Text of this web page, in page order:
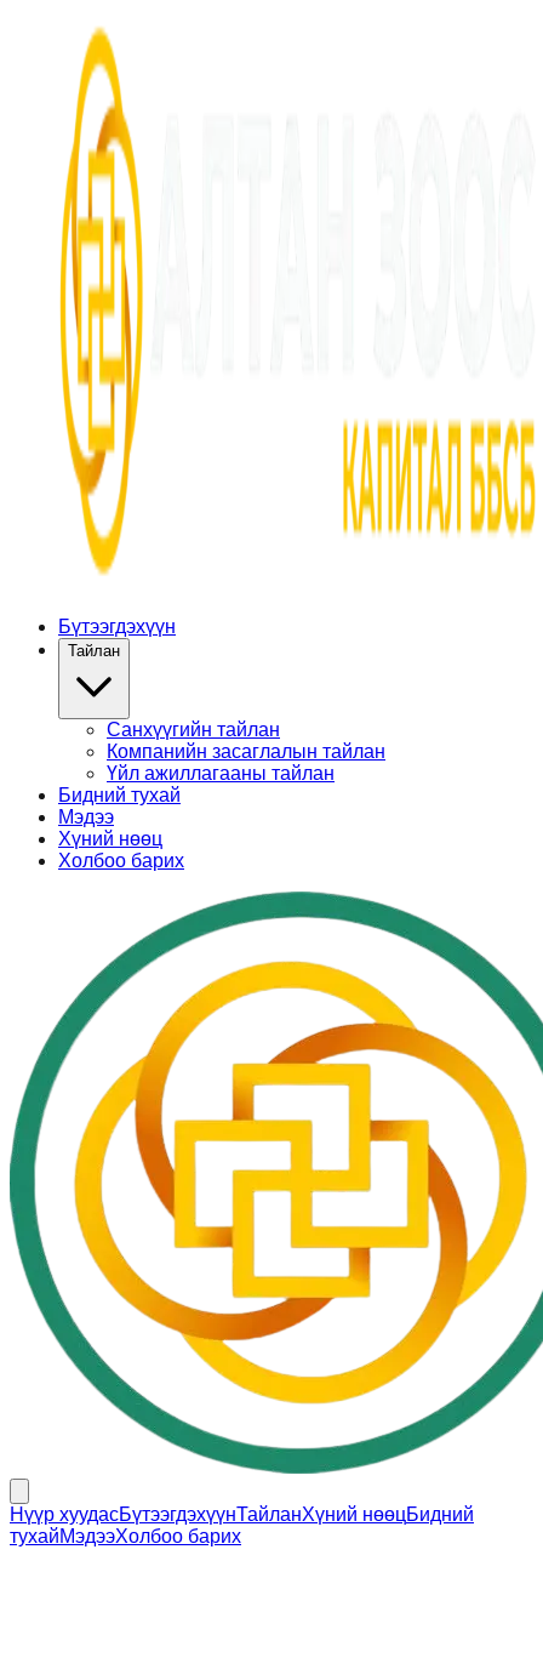
Бүтээгдэхүүн
Тайлан
Санхүүгийн тайлан
Компанийн засаглалын тайлан
Үйл ажиллагааны тайлан
Бидний тухай
Мэдээ
Хүний нөөц
Холбоо барих
Нүүр хуудасБүтээгдэхүүнТайланХүний нөөцБидний
тухайМэдээХолбоо барих